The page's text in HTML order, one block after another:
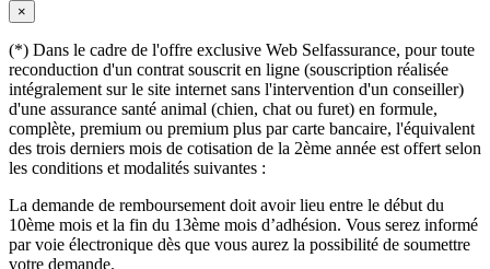
×
(*) Dans le cadre de l'offre exclusive Web Selfassurance, pour toute
reconduction d'un contrat souscrit en ligne (souscription réalisée
intégralement sur le site internet sans l'intervention d'un conseiller)
d'une assurance santé animal (chien, chat ou furet) en formule,
complète, premium ou premium plus par carte bancaire, l'équivalent
des trois derniers mois de cotisation de la 2ème année est offert selon
les conditions et modalités suivantes :
La demande de remboursement doit avoir lieu entre le début du
10ème mois et la fin du 13ème mois d’adhésion. Vous serez informé
par voie électronique dès que vous aurez la possibilité de soumettre
votre demande.